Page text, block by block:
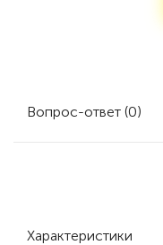
Вопрос-ответ (0)
Характеристики